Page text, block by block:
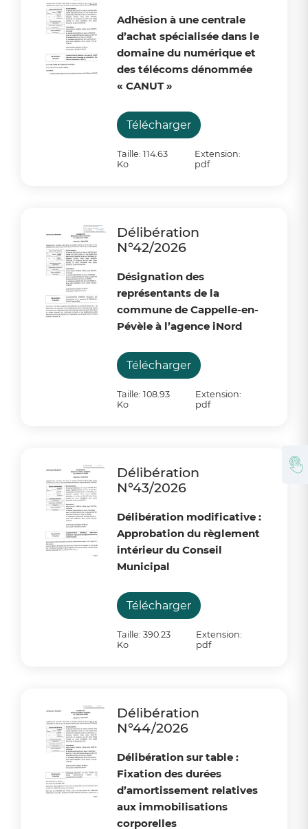
Adhésion à une centrale
d’achat spécialisée dans le
domaine du numérique et
des télécoms dénommée
« CANUT »
Télécharger
Taille: 114.63
Ko
Extension:
pdf
Délibération
N°42/2026
Désignation des
représentants de la
commune de Cappelle-en-
Pévèle à l’agence iNord
Télécharger
Taille: 108.93
Ko
Extension:
pdf
Délibération
N°43/2026
Délibération modificative :
Approbation du règlement
intérieur du Conseil
Municipal
Télécharger
Taille: 390.23
Ko
Extension:
pdf
Délibération
N°44/2026
Délibération sur table :
Fixation des durées
d’amortissement relatives
aux immobilisations
corporelles